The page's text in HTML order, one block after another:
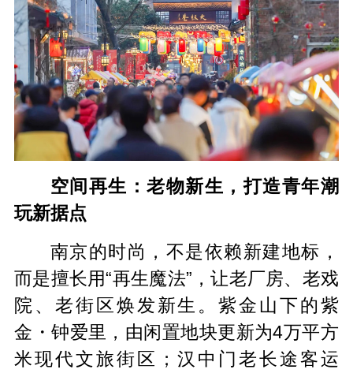
空间再生：老物新生，打造青年潮
玩新据点
南京的时尚，不是依赖新建地标，
而是擅长用“再生魔法”，让老厂房、老戏
院、老街区焕发新生。紫金山下的紫
金・钟爱里，由闲置地块更新为4万平方
米现代文旅街区；汉中门老长途客运